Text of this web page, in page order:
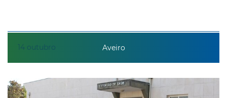
14 outubro Aveiro